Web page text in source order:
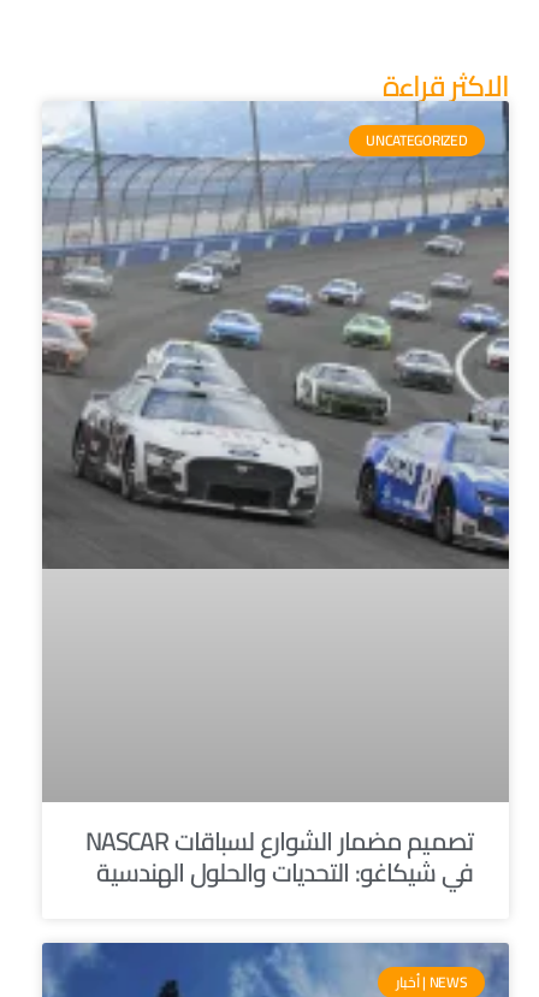
الاكثر قراءة
UNCATEGORIZED
تصميم مضمار الشوارع لسباقات NASCAR
في شيكاغو: التحديات والحلول الهندسية
NEWS | أخبار